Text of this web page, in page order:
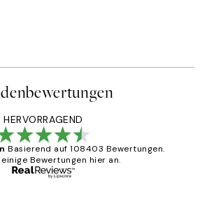
HERVORRAGEND
Basierend auf 108403 Bewertungen.
Bewertungen hier an.